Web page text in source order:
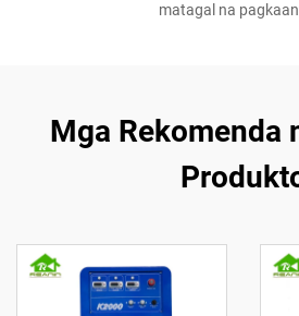
matagal na
Mga Rekomenda